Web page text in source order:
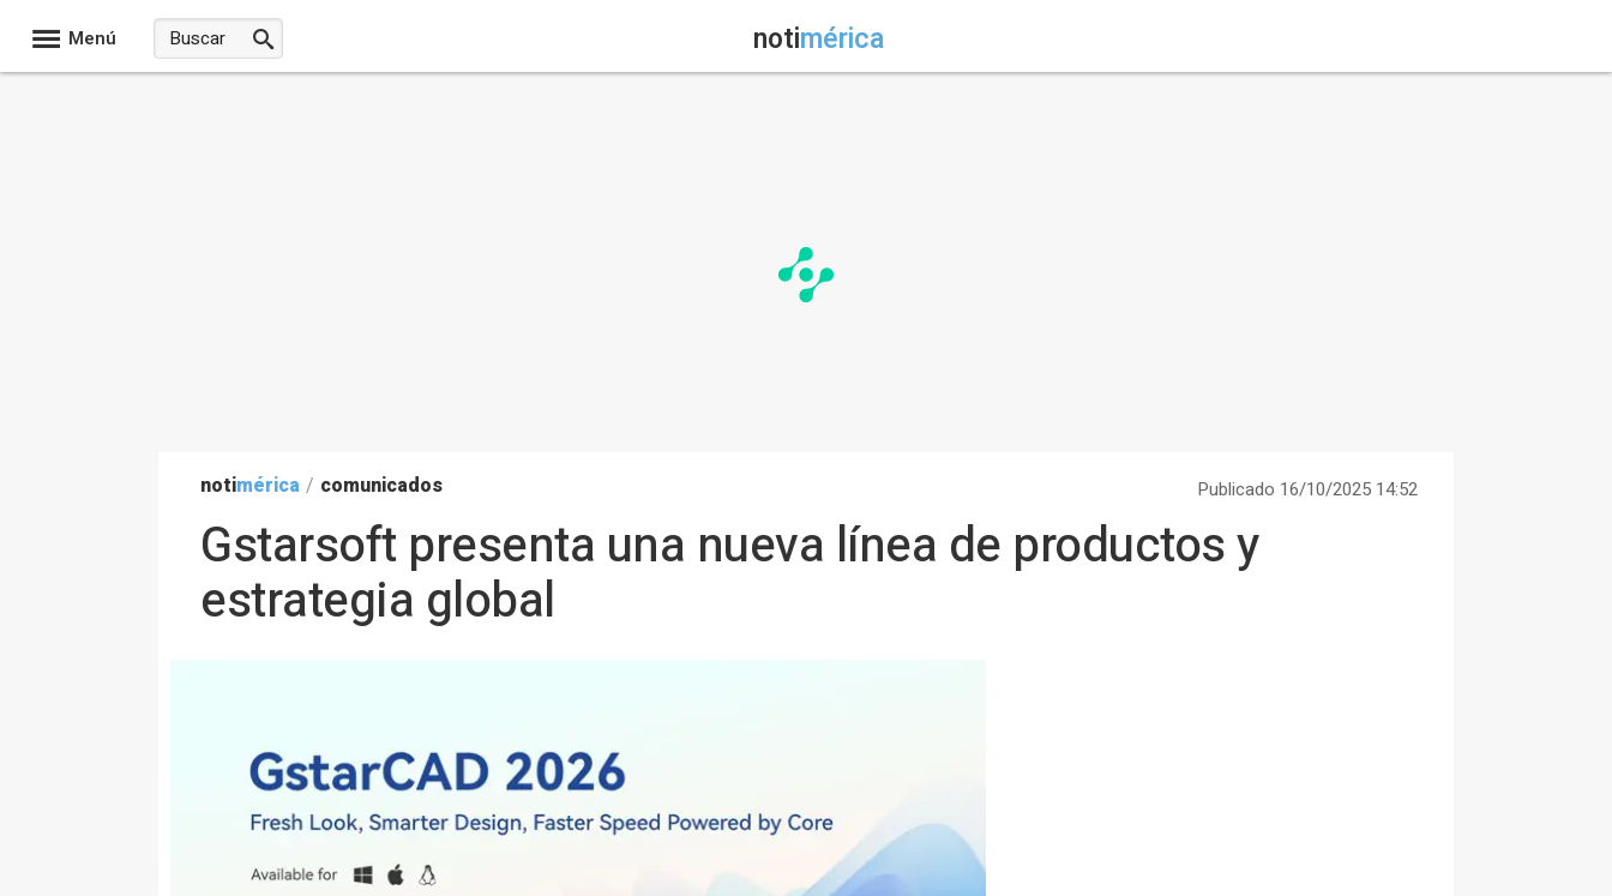
Menú notimérica
notimérica / comunicados Publicado 16/10/2025 14:52
Gstarsoft presenta una nueva línea de productos y
estrategia global